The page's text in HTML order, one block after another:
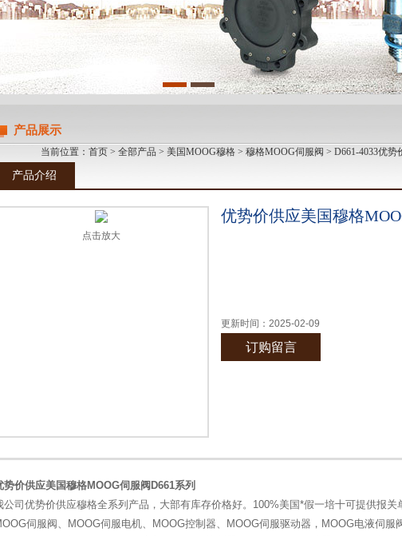
1
产品展示
当前位置： 首页 > 全部产品 > 美国MOOG穆格 > 穆格MOOG伺服阀 > D661-4033优势
产品介绍
点击放大
优势价供应美国穆格
更新时间： 2025-02-09
订购留言
势价供应美国穆格MOOG伺服阀D661系列
公司优势价供应穆格全系列产品，大部有库存价格好。100%美国*假一培十可提供报关
伺服阀、MOOG伺服电机、MOOG控制器、MOOG伺服驱动器，MOOG电液伺服